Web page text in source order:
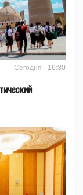
Сегодня - 16:30